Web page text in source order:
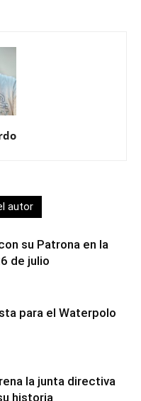
autor
su Patrona en la
de julio
para el Waterpolo
la junta directiva
historia